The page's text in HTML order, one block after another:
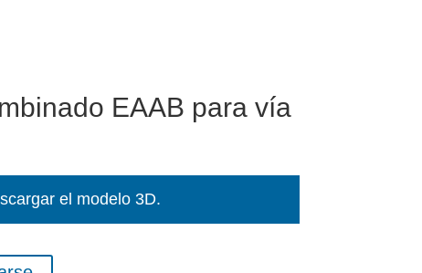
EAAB para vía
el modelo 3D.